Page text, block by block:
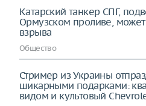
Катарский танкер СПГ,
Ормузском проливе, может
взрыва
Общество
Стример из Украины
шикарными подарками:
видом и культовый